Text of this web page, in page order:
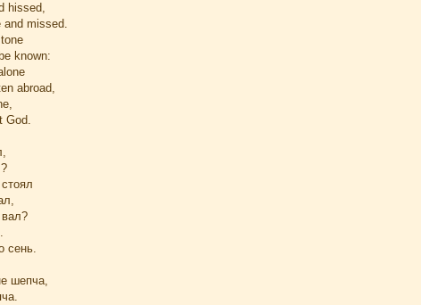
hissed,
and missed.
known:
abroad,
God.
сень.
шепча,